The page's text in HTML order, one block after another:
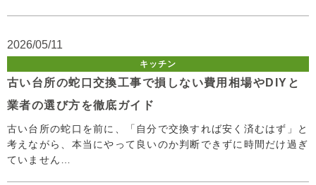
2026/05/11
キッチン
古い台所の蛇口交換工事で損しない費用相場やDIYと
業者の選び方を徹底ガイド
古い台所の蛇口を前に、「自分で交換すれば安く済むはず」と
考えながら、本当にやって良いのか判断できずに時間だけ過ぎ
ていません…